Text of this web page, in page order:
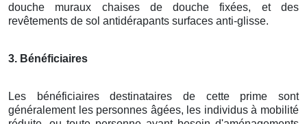
douche muraux chaises de douche fixées, et des
revêtements de sol antidérapants surfaces anti-glisse.
3. Bénéficiaires
Les bénéficiaires destinataires de cette prime sont
généralement les personnes âgées, les individus à mobilité